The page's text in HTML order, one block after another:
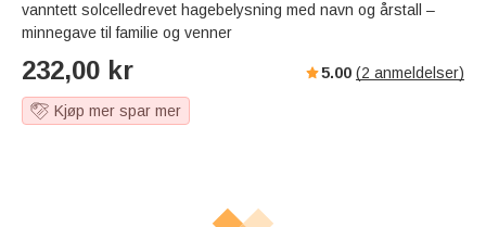
vanntett solcelledrevet hagebelysning med navn og årstall –
minnegave til familie og venner
232,00 kr 5.00 (2 anmeldelser)
Kjøp mer spar mer